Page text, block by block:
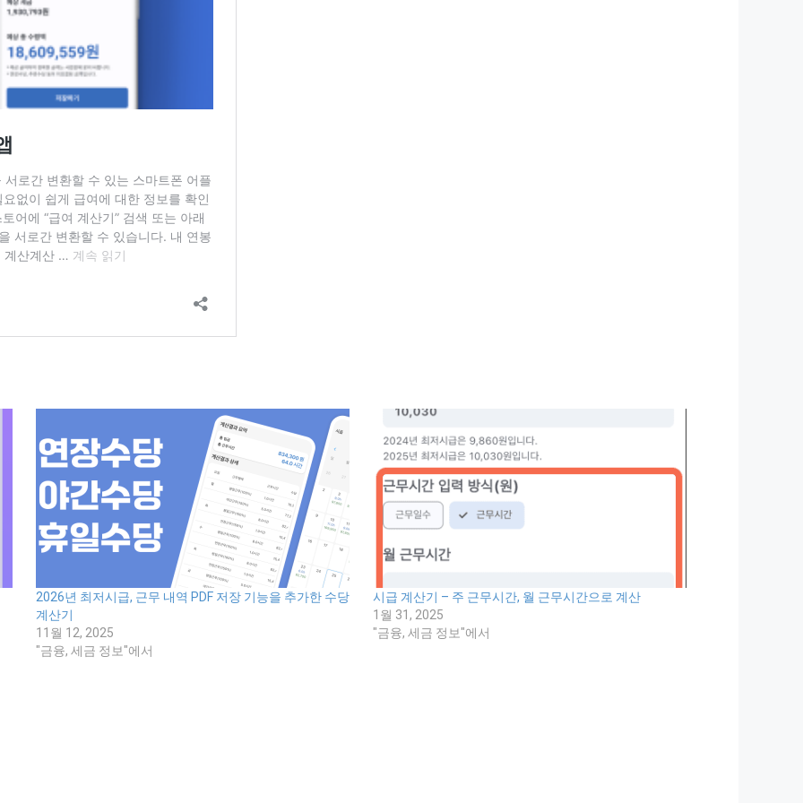
2026년 최저시급, 근무 내역 PDF 저장 기능을 추가한 수당
계산기
11월 12, 2025
"금융, 세금 정보"에서
시급 계산기 – 주 근무시간, 월 근무시간으로 계산
1월 31, 2025
"금융, 세금 정보"에서